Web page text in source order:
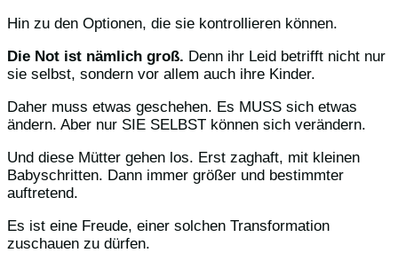
Hin zu den Optionen, die sie kontrollieren können.
Die Not ist nämlich groß. Denn ihr Leid betrifft nicht nur
sie selbst, sondern vor allem auch ihre Kinder.
Daher muss etwas geschehen. Es MUSS sich etwas
ändern. Aber nur SIE SELBST können sich verändern.
Und diese Mütter gehen los. Erst zaghaft, mit kleinen
Babyschritten. Dann immer größer und bestimmter
auftretend.
Es ist eine Freude, einer solchen Transformation
zuschauen zu dürfen.